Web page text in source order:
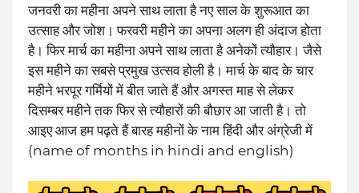
जनवरी का महीना अपने साथ लाता है नए साल के शुरूआत का
उत्साह और जोश। फरवरी महीने का अपना अलग ही अंदाज होता
है। फिर मार्च का महीना अपने साथ लाता है अनेकों त्यौहार। जैसे
इस महीने का सबसे प्रमुख उत्सव होली है। मार्च के बाद के चार
महीने भरपूर गर्मियों में बीत जाते हैं और अगस्त माह से लेकर
दिसम्बर महीने तक फिर से त्यौहारों की बौछार आ जाती है। तो
आइए आज हम पढ़ते हैं बारह महीनों के नाम हिंदी और अंग्रेजी में
(name of months in hindi and english)